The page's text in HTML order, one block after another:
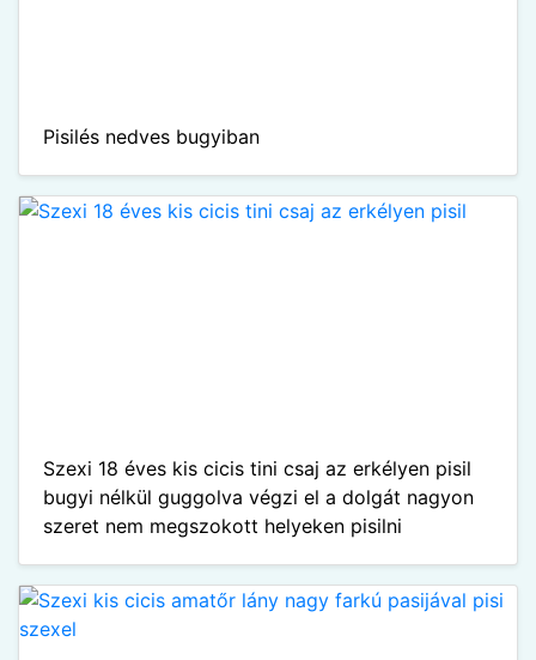
Pisilés nedves bugyiban
Szexi 18 éves kis cicis tini csaj az erkélyen pisil
bugyi nélkül guggolva végzi el a dolgát nagyon
szeret nem megszokott helyeken pisilni